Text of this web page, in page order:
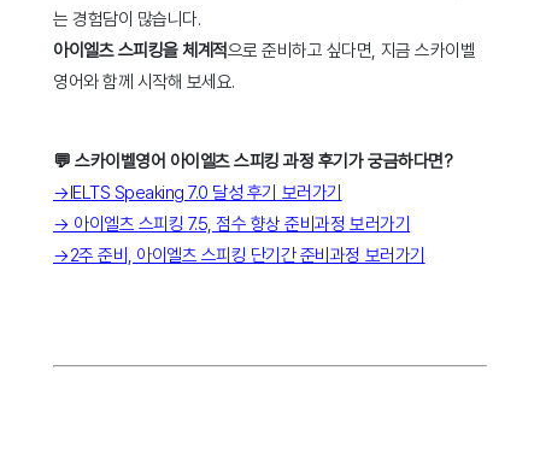
는 경험담이 많습니다.
아이엘츠 스피킹을 체계적으로 준비하고 싶다면, 지금 스카이벨
영어와 함께 시작해 보세요.
💬 스카이벨영어 아이엘츠 스피킹 과정 후기가 궁금하다면?
→IELTS Speaking 7.0 달성 후기 보러가기
→ 아이엘츠 스피킹 7.5, 점수 향상 준비과정 보러가기
→2주 준비, 아이엘츠 스피킹 단기간 준비과정 보러가기